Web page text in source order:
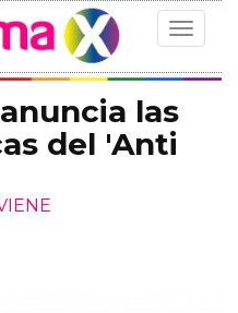
Toggle
las
del 'Anti